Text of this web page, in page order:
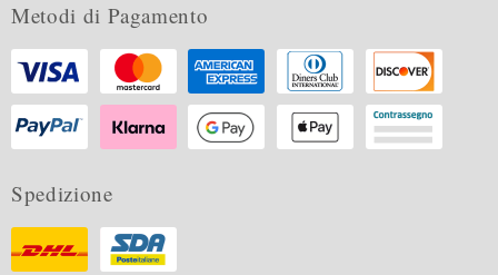
Metodi di Pagamento
Spedizione